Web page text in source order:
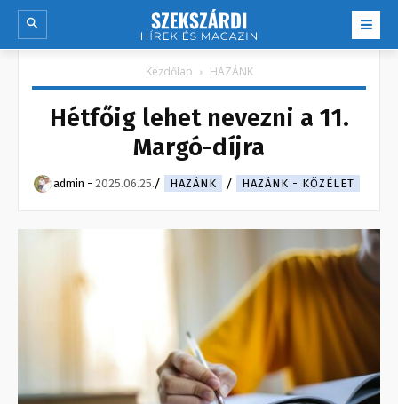
Kezdőlap HAZÁNK
Hétfőig lehet nevezni a 11.
Margó-díjra
admin - 2025.06.25. HAZÁNK HAZÁNK - KÖZÉLET